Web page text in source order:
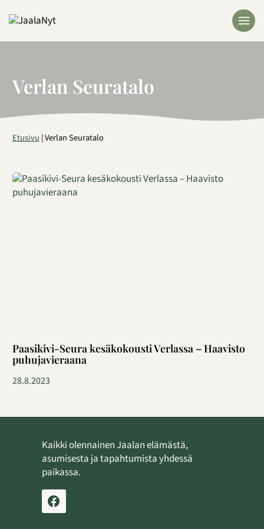
sisältöön
Verlan Seuratalo
Etusivu|Verlan Seuratalo
Paasikivi-Seura kesäkokousti Verlassa – Haavisto
puhujavieraana
28.8.2023
Kaikki olennainen Jaalan elämästä,
asumisesta ja tapahtumista yhdessä
paikassa.